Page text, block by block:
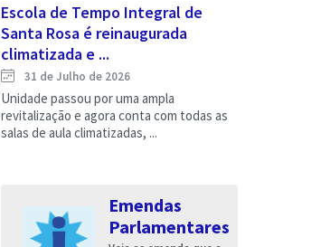
Escola de Tempo Integral de
Santa Rosa é reinaugurada
climatizada e ...
31 de Julho de 2026
Unidade passou por uma ampla
revitalização e agora conta com todas as
salas de aula climatizadas, ...
Emendas
Parlamentares